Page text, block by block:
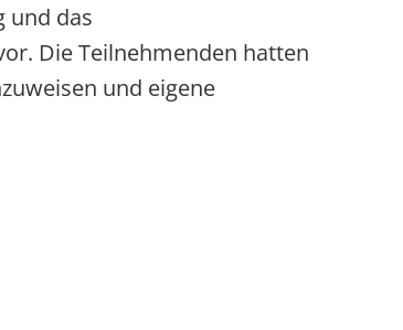
und das
Die Teilnehmenden hatten
und eigene